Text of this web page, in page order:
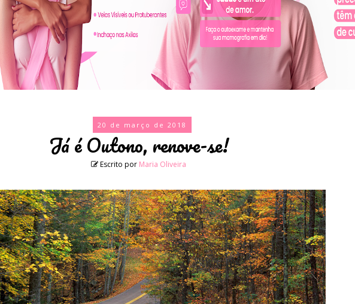
20 de março de 2018
Já é Outono, renove-se!
Escrito por Maria Oliveira